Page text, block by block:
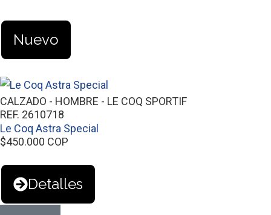
Nuevo
CALZADO - HOMBRE - LE COQ SPORTIF
REF. 2610718
Le Coq Astra Special
$450.000 COP
Detalles